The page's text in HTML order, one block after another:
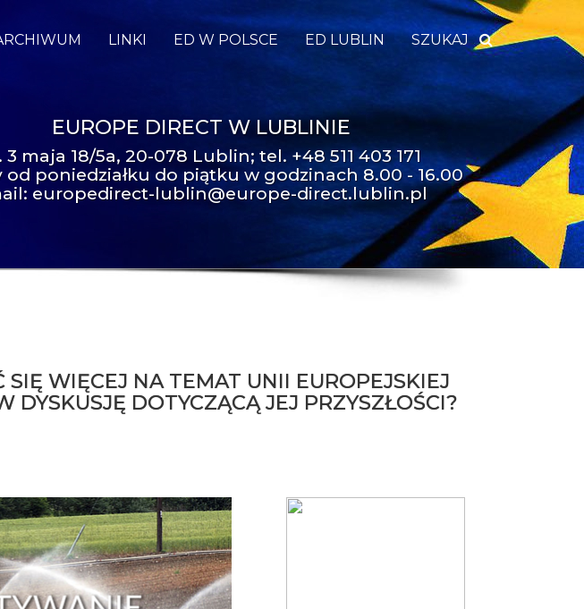
LINKI ED W POLSCE ED LUBLIN SZUKAJ
EUROPE DIRECT W LUBLINIE
3 maja 18/5a, 20-078 Lublin; tel. +48 511 403 171
od poniedziałku do piątku w godzinach 8.00 - 16.00
europedirect-lublin@europe-direct.lublin.pl
WIĘCEJ NA TEMAT UNII EUROPEJSKIEJ
DYSKUSJĘ DOTYCZĄCĄ JEJ PRZYSZŁOŚCI?